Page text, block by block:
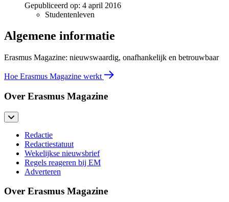
Gepubliceerd op: 4 april 2016
Studentenleven
Algemene informatie
Erasmus Magazine: nieuwswaardig, onafhankelijk en betrouwbaar
Hoe Erasmus Magazine werkt
Over Erasmus Magazine
Redactie
Redactiestatuut
Wekelijkse nieuwsbrief
Regels reageren bij EM
Adverteren
Over Erasmus Magazine